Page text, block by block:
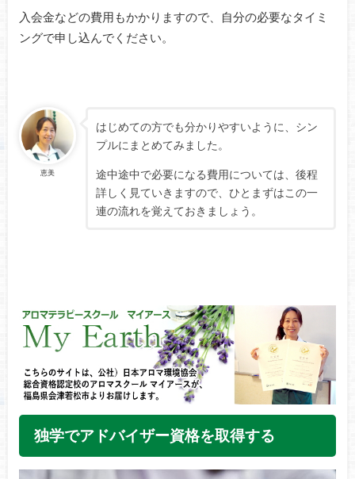
入会金などの費用もかかりますので、自分の必要なタイミ
ングで申し込んでください。
恵美
はじめての方でも分かりやすいように、シン
プルにまとめてみました。
途中途中で必要になる費用については、後程
詳しく見ていきますので、ひとまずはこの一
連の流れを覚えておきましょう。
独学でアドバイザー資格を取得する